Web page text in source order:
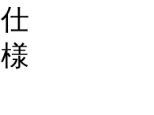
仕
様